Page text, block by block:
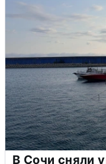
В Сочи сняли